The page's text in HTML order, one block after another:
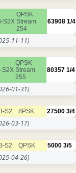
S2X
QPSK
Stream
254
63908 1/4
11-11)
S2X
QPSK
Stream
255
80357 1/4
01-31)
S2 8PSK 27500 3/4
03-17)
S2 QPSK 5000 3/5
04-26)